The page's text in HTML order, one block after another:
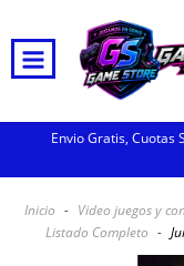
Envio Gratis, Cuotas
Inicio - Video juegos y
Listado Completo -